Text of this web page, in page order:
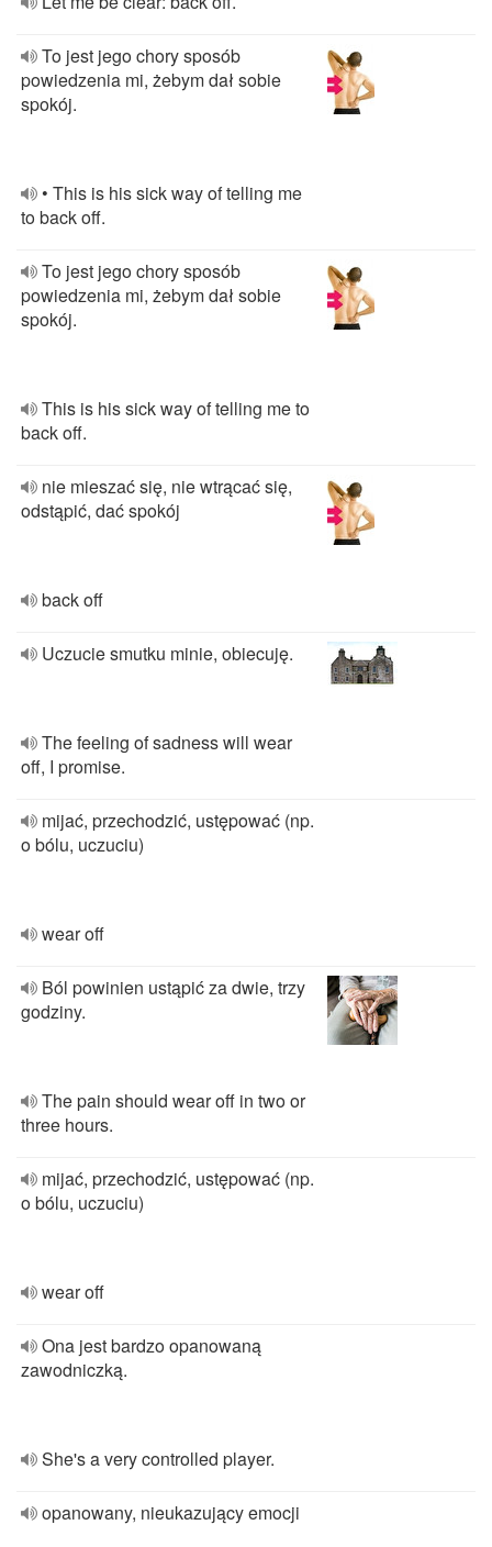
To jest jego chory sposób
powiedzenia mi, żebym dał sobie
spokój.
• This is his sick way of telling me
to back off.
To jest jego chory sposób
powiedzenia mi, żebym dał sobie
spokój.
This is his sick way of telling me to
back off.
nie mieszać się, nie wtrącać się,
odstąpić, dać spokój
back off
Uczucie smutku minie, obiecuję.
The feeling of sadness will wear
off, I promise.
mijać, przechodzić, ustępować (np.
o bólu, uczuciu)
wear off
Ból powinien ustąpić za dwie, trzy
godziny.
The pain should wear off in two or
three hours.
mijać, przechodzić, ustępować (np.
o bólu, uczuciu)
wear off
Ona jest bardzo opanowaną
zawodniczką.
She's a very controlled player.
opanowany, nieukazujący emocji